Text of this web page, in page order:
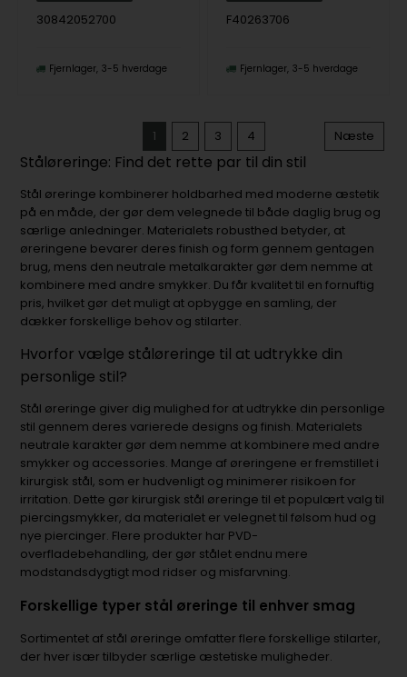
30842052700
Fjernlager 3-5 hverdage
F40263706
Fjernlager 3-5 hverdage
1 2 3 4 Næste
Ståløreringe: Find det rette par til din stil
Stål øreringe kombinerer holdbarhed med moderne æstetik
på en måde, der gør dem velegnede til både daglig brug og
særlige anledninger. Materialets robusthed betyder, at
øreringene bevarer deres finish og form gennem gentagen
brug, mens den neutrale metalkarakter gør dem nemme at
kombinere med andre smykker. Du får kvalitet til en fornuftig
pris, hvilket gør det muligt at opbygge en samling, der
dækker forskellige behov og stilarter.
Hvorfor vælge ståløreringe til at udtrykke din
personlige stil?
Stål øreringe giver dig mulighed for at udtrykke din personlige
stil gennem deres varierede designs og finish. Materialets
neutrale karakter gør dem nemme at kombinere med andre
smykker og accessories. Mange af øreringene er fremstillet i
kirurgisk stål, som er hudvenligt og minimerer risikoen for
irritation. Dette gør kirurgisk stål øreringe til et populært valg til
piercingsmykker, da materialet er velegnet til følsom hud og
nye piercinger. Flere produkter har PVD-
overfladebehandling, der gør stålet endnu mere
modstandsdygtigt mod ridser og misfarvning.
Forskellige typer stål øreringe til enhver smag
Sortimentet af stål øreringe omfatter flere forskellige stilarter,
der hver især tilbyder særlige æstetiske muligheder.